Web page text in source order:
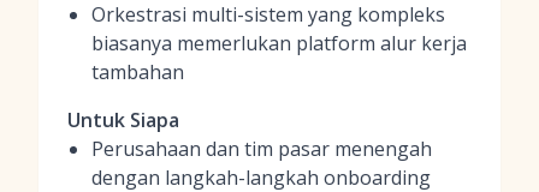
Orkestrasi multi-sistem yang kompleks
biasanya memerlukan platform alur kerja
tambahan
Untuk Siapa
Perusahaan dan tim pasar menengah
dengan langkah-langkah onboarding